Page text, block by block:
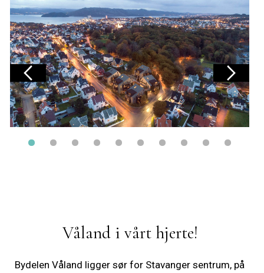
Våland i vårt hjerte!
Bydelen Våland ligger sør for Stavanger sentrum, på